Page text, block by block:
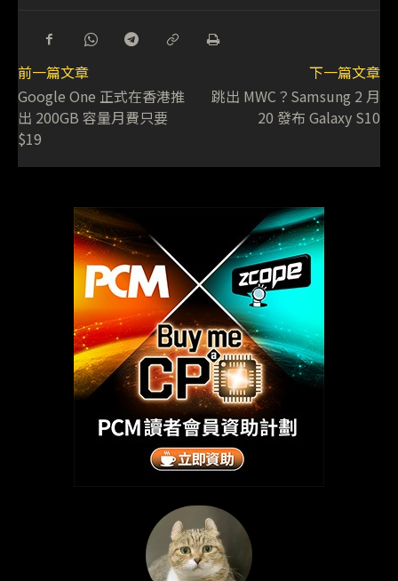
前一篇文章
Google One 正式在香港推
出 200GB 容量月費只要
$19
下一篇文章
跳出 MWC？Samsung 2 月
20 發布 Galaxy S10